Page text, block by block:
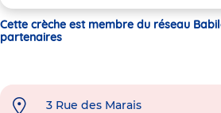
Cette crèche est membre du réseau
partenaires
3 Rue des Marais